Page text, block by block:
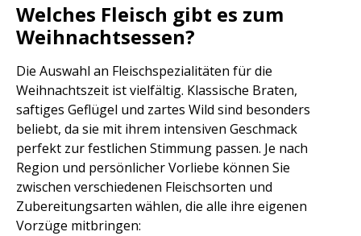
Welches Fleisch gibt es zum
Weihnachtsessen?
Die Auswahl an Fleischspezialitäten für die
Weihnachtszeit ist vielfältig. Klassische Braten,
saftiges Geflügel und zartes Wild sind besonders
beliebt, da sie mit ihrem intensiven Geschmack
perfekt zur festlichen Stimmung passen. Je nach
Region und persönlicher Vorliebe können Sie
zwischen verschiedenen Fleischsorten und
Zubereitungsarten wählen, die alle ihre eigenen
Vorzüge mitbringen: